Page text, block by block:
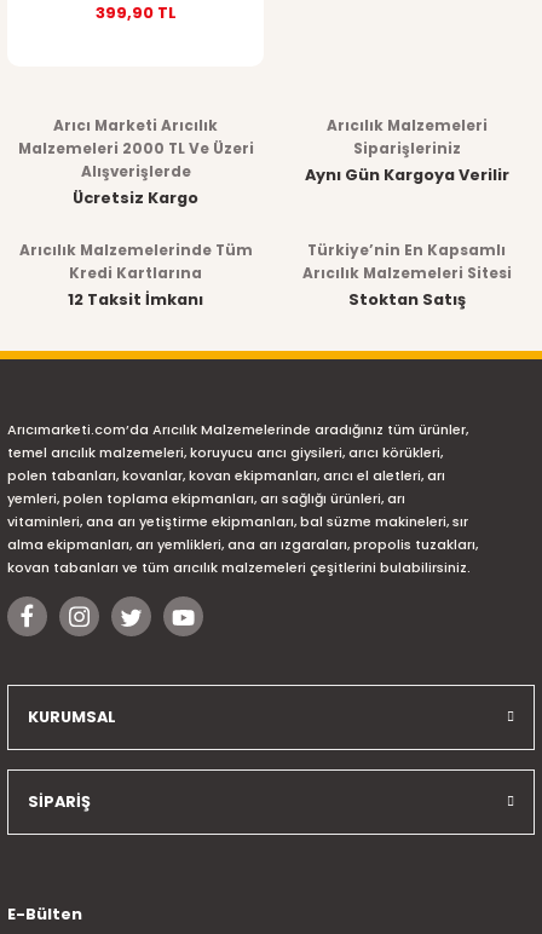
399,90 TL
Arıcı Marketi Arıcılık
Malzemeleri 2000 TL Ve Üzeri
Alışverişlerde
Ücretsiz Kargo
Arıcılık Malzemeleri
Siparişleriniz
Aynı Gün Kargoya Verilir
Arıcılık Malzemelerinde Tüm
Kredi Kartlarına
12 Taksit İmkanı
Türkiye’nin En Kapsamlı
Arıcılık Malzemeleri Sitesi
Stoktan Satış
Arıcımarketi.com’da Arıcılık Malzemelerinde aradığınız tüm ürünler,
temel arıcılık malzemeleri, koruyucu arıcı giysileri, arıcı körükleri,
polen tabanları, kovanlar, kovan ekipmanları, arıcı el aletleri, arı
yemleri, polen toplama ekipmanları, arı sağlığı ürünleri, arı
vitaminleri, ana arı yetiştirme ekipmanları, bal süzme makineleri, sır
alma ekipmanları, arı yemlikleri, ana arı ızgaraları, propolis tuzakları,
kovan tabanları ve tüm arıcılık malzemeleri çeşitlerini bulabilirsiniz.
KURUMSAL
SİPARİŞ
E-Bülten